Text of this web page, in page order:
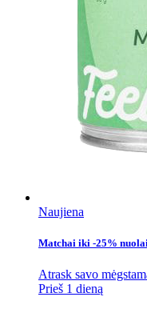
Naujiena
Matchai iki -25%
Atrask savo
Prieš 1 dieną